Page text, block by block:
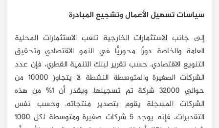
سياسات تسهيل الأعمال وتشجيع المبادرة
إلى جانب الاستثمارات الخارجية تلعب الاستثمارات المحلية
العامة والخاصة دورًا محوريًّا في النمو الاقتصادي وتحقيق
التنويع الاقتصادي. حسب تقرير لبنك التنمية القطري، فإن عدد
الشركات الصغيرة والمتوسطة النشطة لا يتجاوز 10000 من
حوالي 32000 شركة تم تسجيلها. ويقدر أن 1% من هذه
الشركات المسجلة يقوم بتصدير منتجاته. وحسب نفس
التقديرات، فإنه يوجد 5 شركات صغيرة ومتوسطة لكل 1000